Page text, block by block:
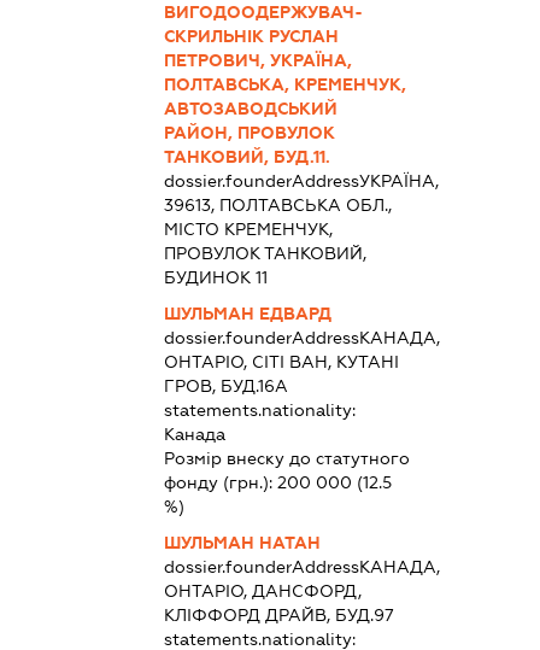
ВИГОДООДЕРЖУВАЧ-
СКРИЛЬНІК РУСЛАН
ПЕТРОВИЧ, УКРАЇНА,
ПОЛТАВСЬКА, КРЕМЕНЧУК,
АВТОЗАВОДСЬКИЙ
РАЙОН, ПРОВУЛОК
ТАНКОВИЙ, БУД.11.
dossier.founderAddressУКРАЇНА,
39613, ПОЛТАВСЬКА ОБЛ.,
МІСТО КРЕМЕНЧУК,
ПРОВУЛОК ТАНКОВИЙ,
БУДИНОК 11
ШУЛЬМАН ЕДВАРД
dossier.founderAddressКАНАДА,
ОНТАРІО, СІТІ ВАН, КУТАНІ
ГРОВ, БУД.16А
statements.nationality:
Канада
Розмір внеску до статутного
фонду (грн.): 200 000 (12.5
%)
ШУЛЬМАН НАТАН
dossier.founderAddressКАНАДА,
ОНТАРІО, ДАНСФОРД,
КЛІФФОРД ДРАЙВ, БУД.97
statements.nationality: